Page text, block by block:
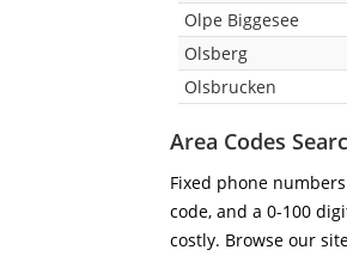
Olpe Biggesee
Olsberg
Olsbrucken
Area Codes
Fixed phone
code, and a 0-100
costly. Browse our